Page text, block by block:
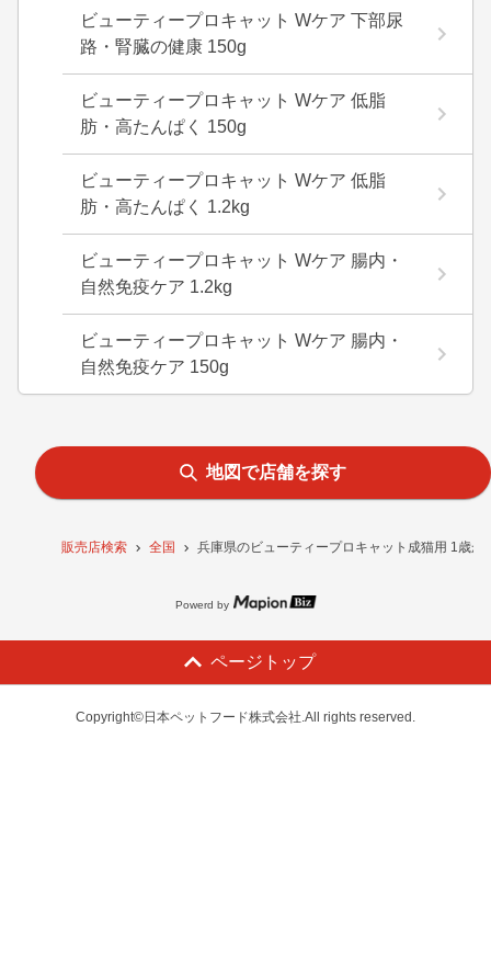
販売店検索 全国 兵庫県のビューティープロキャット成猫用 1歳
ビューティープロキャット Wケア 下部尿
路・腎臓の健康 150g
ビューティープロキャット Wケア 低脂
肪・高たんぱく 150g
ビューティープロキャット Wケア 低脂
肪・高たんぱく 1.2kg
ビューティープロキャット Wケア 腸内・
自然免疫ケア 1.2kg
ビューティープロキャット Wケア 腸内・
自然免疫ケア 150g
地図で店舗を探す
Powerd by
ページトップ
Copyright©日本ペットフード株式会社.All rights reserved.